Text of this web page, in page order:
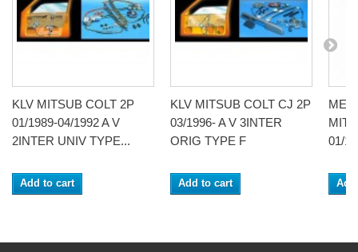
KLV MITSUB COLT 2P
01/1989-04/1992 A V
2INTER UNIV TYPE...
Add to cart
KLV MITSUB COLT CJ 2P
03/1996- A V 3INTER
ORIG TYPE F
Add to cart
01/